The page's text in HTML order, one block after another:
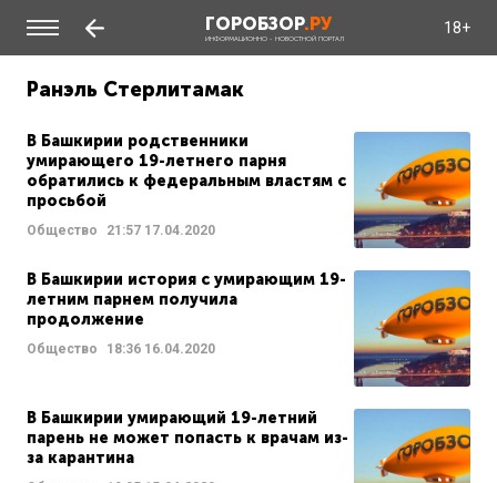
ГОРОБЗОР.РУ
ИНФОРМАЦИОННО - НОВОСТНОЙ ПОРТАЛ
18+
Ранэль Стерлитамак
В Башкирии родственники
умирающего 19-летнего парня
обратились к федеральным властям с
просьбой
Общество 21:57 17.04.2020
В Башкирии история с умирающим 19-
летним парнем получила
продолжение
Общество 18:36 16.04.2020
В Башкирии умирающий 19-летний
парень не может попасть к врачам из-
за карантина